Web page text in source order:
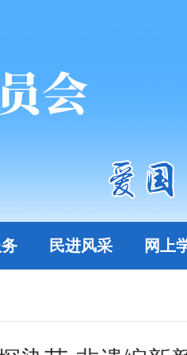
民进风采 网上